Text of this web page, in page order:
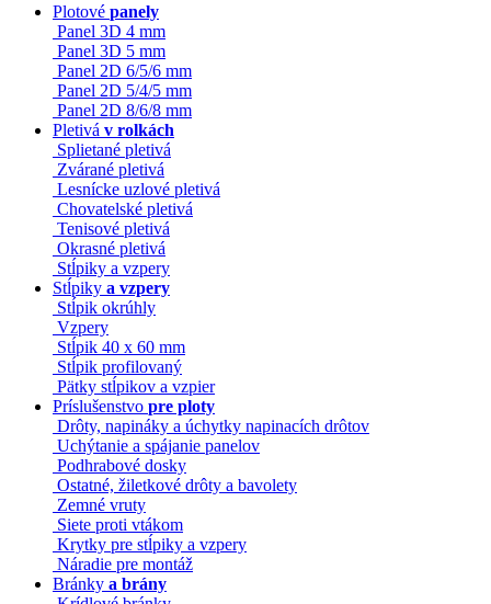
Plotové panely
Panel 3D 4 mm
Panel 3D 5 mm
Panel 2D 6/5/6 mm
Panel 2D 5/4/5 mm
Panel 2D 8/6/8 mm
Pletivá v rolkách
Splietané pletivá
Zvárané pletivá
Lesnícke uzlové pletivá
Chovatelské pletivá
Tenisové pletivá
Okrasné pletivá
Stĺpiky a vzpery
Stĺpiky a vzpery
Stĺpik okrúhly
Vzpery
Stĺpik 40 x 60 mm
Stĺpik profilovaný
Pätky stĺpikov a vzpier
Príslušenstvo pre ploty
Drôty, napináky a úchytky napinacích drôtov
Uchýtanie a spájanie panelov
Podhrabové dosky
Ostatné, žiletkové drôty a bavolety
Zemné vruty
Siete proti vtákom
Krytky pre stĺpiky a vzpery
Náradie pre montáž
Bránky a brány